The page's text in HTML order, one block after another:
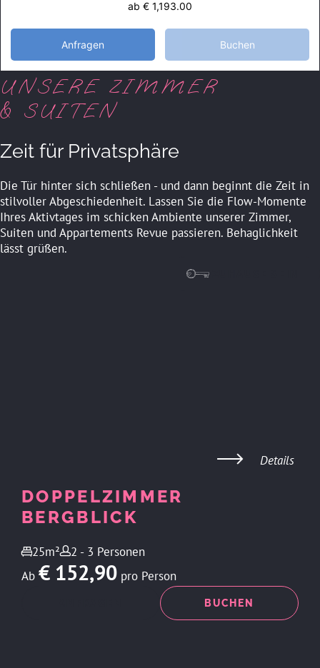
ab € 1,193.00
Anfragen Buchen
UNSERE ZIMMER
& SUITEN
Zeit für Privatsphäre
Die Tür hinter sich schließen - und dann beginnt die Zeit in
stilvoller Abgeschiedenheit. Lassen Sie die Flow-Momente
Ihres Aktivtages im schicken Ambiente unserer Zimmer,
Suiten und Appartements Revue passieren. Behaglichkeit
lässt grüßen.
DOPPELZIMMER
BERGBLICK
25m²
2 - 3 Personen
Ab € 152,90 pro Person
BUCHEN
Details